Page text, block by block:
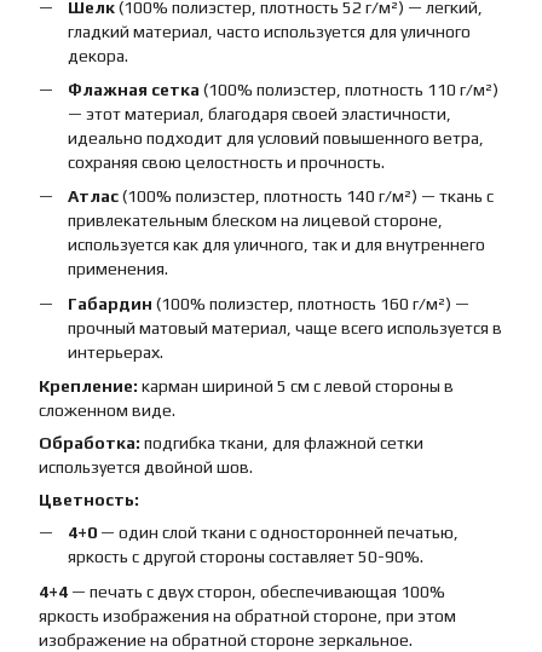
Шелк(100% полиэстер, плотность 52 г/м²) — легкий,
гладкий материал, часто используется для уличного
декора.
Флажная сетка (100% полиэстер, плотность 110 г/м²)
— этот материал, благодаря своей эластичности,
идеально подходит для условий повышенного ветра,
сохраняя свою целостность и прочность.
Атлас(100% полиэстер, плотность 140 г/м²) — ткань с
привлекательным блеском на лицевой стороне,
используется как для уличного, так и для внутреннего
применения.
Габардин (100% полиэстер, плотность 160 г/м²) —
прочный матовый материал, чаще всего используется в
интерьерах.
Крепление: карман шириной 5 см с левой стороны в
сложенном виде.
Обработка: подгибка ткани, для флажной сетки
используется двойной шов.
Цветность:
4+0 — один слой ткани с односторонней печатью,
яркость с другой стороны составляет 50-90%.
4+4 — печать с двух сторон, обеспечивающая 100%
яркость изображения на обратной стороне, при этом
изображение на обратной стороне зеркальное.